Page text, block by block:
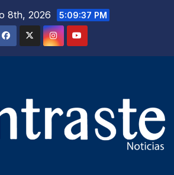
8th, 2026 5:09:38 PM